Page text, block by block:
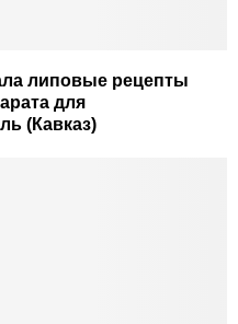
липовые рецепты
для
(Кавказ)